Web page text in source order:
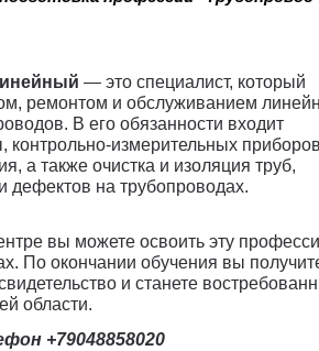
— это специалист, который
ремонтом и обслуживанием
В его обязанности входит
контрольно-измерительных
а также очистка и изоляция труб,
дефектов на трубопроводах.
вы можете освоить эту
По окончании обучения вы
и станете
области.
+79048858020